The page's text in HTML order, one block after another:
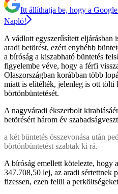
Itt állíthatja be, hogy a
Napló!
A vádlott egyszerűsített eljárásban
aradi betörést, ezért enyhébb
a bíróság a kiszabható büntetés
figyelembe véve, hogy a férfi
Olaszországban korábban több
miatt is elítélték, jelenleg is ott tölti
börtönbüntetését.
A nagyváradi ékszerbolt
betörésért három év
a két büntetés összevonása után
börtönbüntetést szabtak ki rá.
A bíróság emellett kötelezte, hogy
347.708,50 lej, az aradi sértettnek
fizessen, ezen felül a